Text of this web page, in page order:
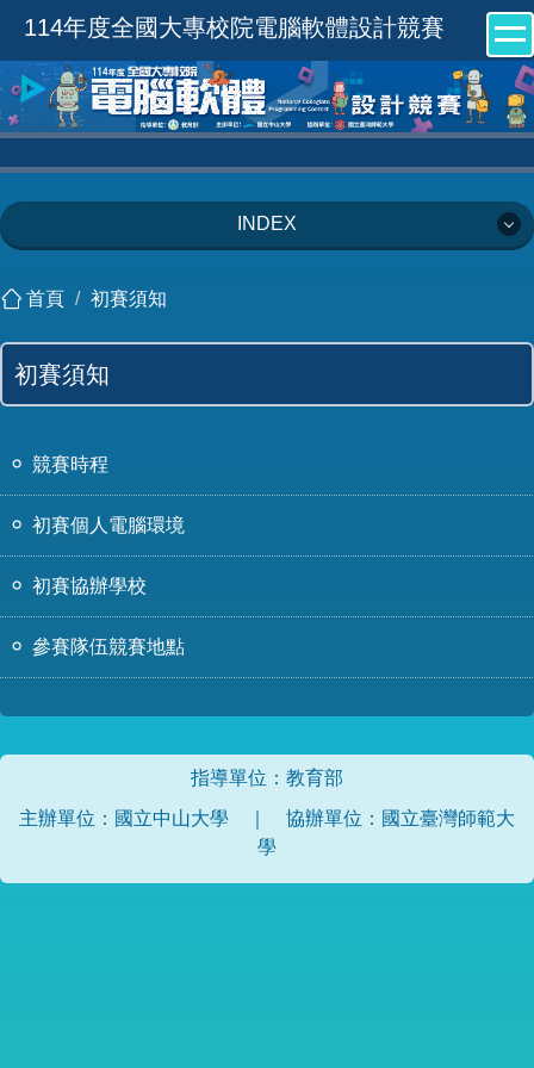
跳
主
要
內
114年度全國大專校院電腦軟體設計競賽
INDEX
關於競賽
競賽資格
競賽須知
競賽環境
報名須知
初賽須知
計分看板
首頁 初賽須知
初賽須知
競賽時程
初賽個人電腦環境
初賽協辦學校
參賽隊伍競賽地點
指導單位：教育部
主辦單位：國立中山大學 ｜ 協辦單位：國立臺灣師範大
學